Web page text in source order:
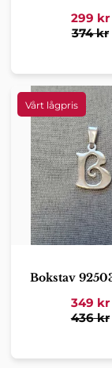
299 kr
374kr
Bokstav
349 kr
436kr